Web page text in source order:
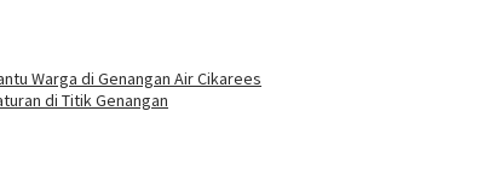
Warga di Genangan Air Cikarees
di Titik Genangan